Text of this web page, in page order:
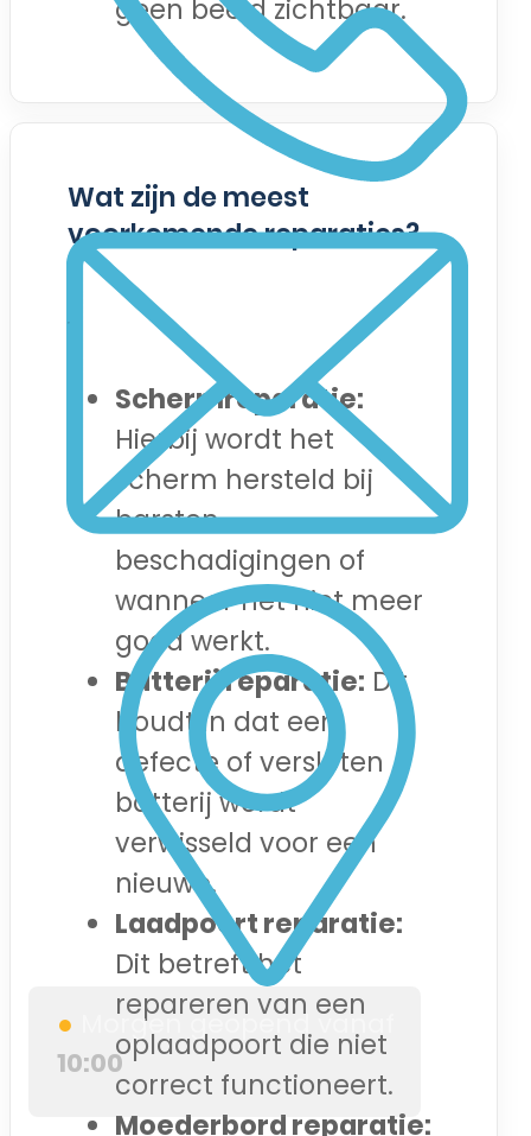
●
Morgen geopend vanaf
10:00
geen beeld zichtbaar.
Wat zijn de meest
voorkomende reparaties?
Schermreparatie:
Hierbij wordt het
scherm hersteld bij
barsten,
beschadigingen of
wanneer het niet meer
goed werkt.
Batterij reparatie: Dit
houdt in dat een
defecte of versleten
batterij wordt
verwisseld voor een
nieuwe.
Laadpoort reparatie:
Dit betreft het
repareren van een
oplaadpoort die niet
correct functioneert.
Moederbord reparatie: